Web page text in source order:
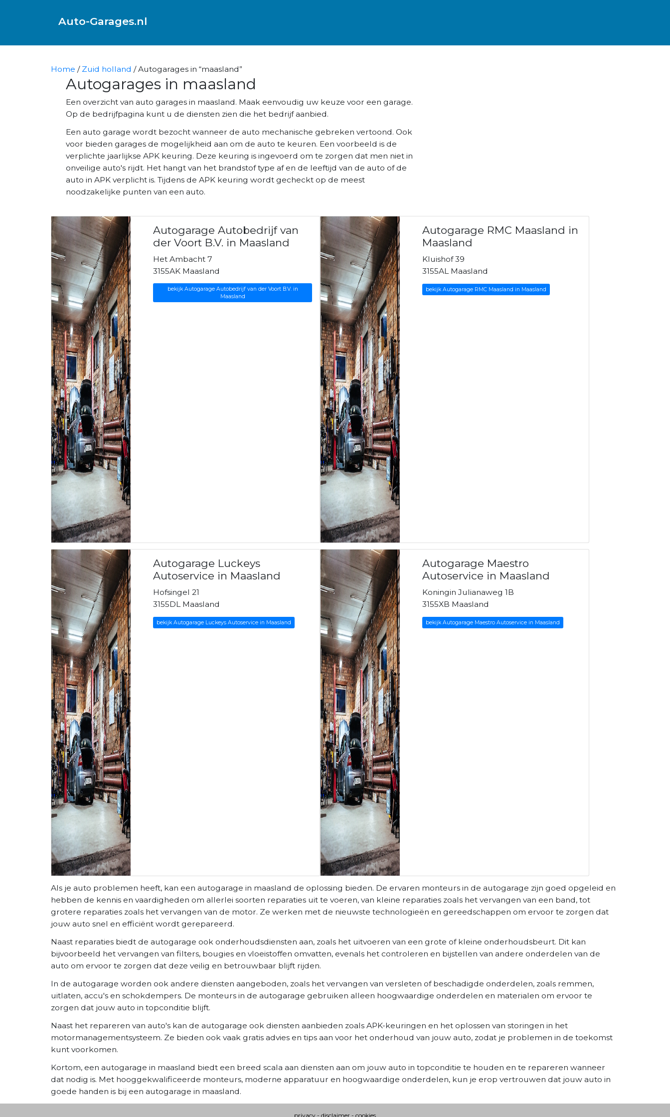
Auto-Garages.nl
Home / Zuid holland / Autogarages in “maasland”
Autogarages in maasland
Een overzicht van auto garages in maasland. Maak eenvoudig uw keuze voor een garage.
Op de bedrijfpagina kunt u de diensten zien die het bedrijf aanbied.
Een auto garage wordt bezocht wanneer de auto mechanische gebreken vertoond. Ook
voor bieden garages de mogelijkheid aan om de auto te keuren. Een voorbeeld is de
verplichte jaarlijkse APK keuring. Deze keuring is ingevoerd om te zorgen dat men niet in
onveilige auto's rijdt. Het hangt van het brandstof type af en de leeftijd van de auto of de
auto in APK verplicht is. Tijdens de APK keuring wordt gecheckt op de meest
noodzakelijke punten van een auto.
Autogarage Autobedrijf van
der Voort B.V. in Maasland
Het Ambacht 7
3155AK Maasland
bekijk Autogarage Autobedrijf van der Voort B.V. in
Maasland
Autogarage RMC Maasland in
Maasland
Kluishof 39
3155AL Maasland
bekijk Autogarage RMC Maasland in Maasland
Autogarage Luckeys
Autoservice in Maasland
Hofsingel 21
3155DL Maasland
bekijk Autogarage Luckeys Autoservice in Maasland
Autogarage Maestro
Autoservice in Maasland
Koningin Julianaweg 1B
3155XB Maasland
bekijk Autogarage Maestro Autoservice in Maasland
Als je auto problemen heeft, kan een autogarage in maasland de oplossing bieden. De ervaren monteurs in de autogarage zijn goed opgeleid en
hebben de kennis en vaardigheden om allerlei soorten reparaties uit te voeren, van kleine reparaties zoals het vervangen van een band, tot
grotere reparaties zoals het vervangen van de motor. Ze werken met de nieuwste technologieën en gereedschappen om ervoor te zorgen dat
jouw auto snel en efficiënt wordt gerepareerd.
Naast reparaties biedt de autogarage ook onderhoudsdiensten aan, zoals het uitvoeren van een grote of kleine onderhoudsbeurt. Dit kan
bijvoorbeeld het vervangen van filters, bougies en vloeistoffen omvatten, evenals het controleren en bijstellen van andere onderdelen van de
auto om ervoor te zorgen dat deze veilig en betrouwbaar blijft rijden.
In de autogarage worden ook andere diensten aangeboden, zoals het vervangen van versleten of beschadigde onderdelen, zoals remmen,
uitlaten, accu's en schokdempers. De monteurs in de autogarage gebruiken alleen hoogwaardige onderdelen en materialen om ervoor te
zorgen dat jouw auto in topconditie blijft.
Naast het repareren van auto's kan de autogarage ook diensten aanbieden zoals APK-keuringen en het oplossen van storingen in het
motormanagementsysteem. Ze bieden ook vaak gratis advies en tips aan voor het onderhoud van jouw auto, zodat je problemen in de toekomst
kunt voorkomen.
Kortom, een autogarage in maasland biedt een breed scala aan diensten aan om jouw auto in topconditie te houden en te repareren wanneer
dat nodig is. Met hooggekwalificeerde monteurs, moderne apparatuur en hoogwaardige onderdelen, kun je erop vertrouwen dat jouw auto in
goede handen is bij een autogarage in maasland.
privacy - disclaimer - cookies